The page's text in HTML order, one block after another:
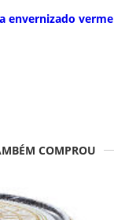
envernizado
COMPROU